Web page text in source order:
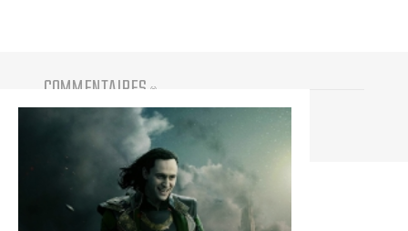
COMMENTAIRES (0)
Vous devez être connecté pour participer